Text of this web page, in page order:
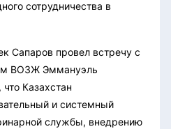
сотрудничества в
Сапаров провел встречу с
ВОЗЖ Эммануэль
Казахстан
и системный
службы, внедрению